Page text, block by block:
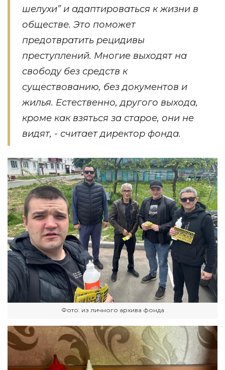
шелухи” и адаптироваться к жизни в
обществе. Это поможет
предотвратить рецидивы
преступлений. Многие выходят на
свободу без средств к
существованию, без документов и
жилья. Естественно, другого выхода,
кроме как взяться за старое, они не
видят, - считает директор фонда.
Фото: из личного архива фонда